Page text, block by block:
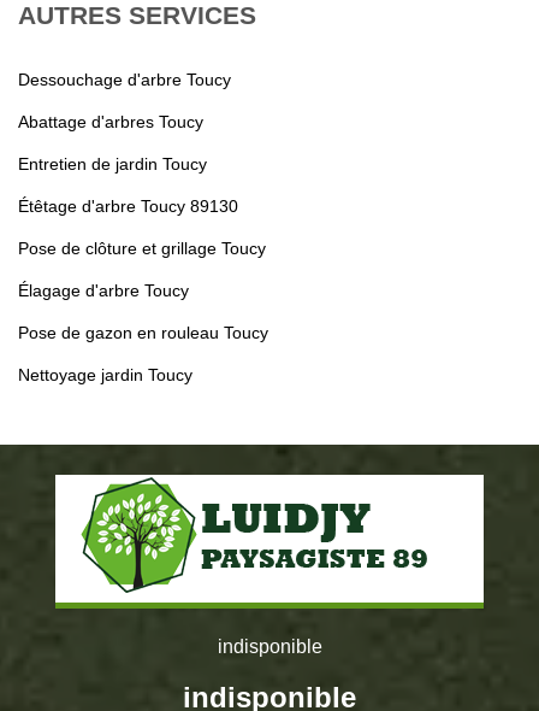
AUTRES SERVICES
Dessouchage d'arbre Toucy
Abattage d'arbres Toucy
Entretien de jardin Toucy
Étêtage d'arbre Toucy 89130
Pose de clôture et grillage Toucy
Élagage d'arbre Toucy
Pose de gazon en rouleau Toucy
Nettoyage jardin Toucy
indisponible
indisponible